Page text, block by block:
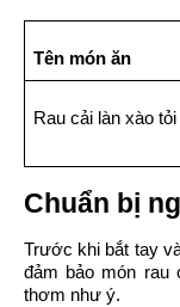
Tên món ăn
Rau cải làn xào tỏi
Chuẩn bị
Trước khi bắt tay
đảm bảo món rau
thơm như ý.